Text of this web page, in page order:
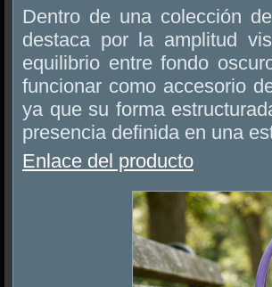
Dentro de una colección de
destaca por la amplitud
equilibrio entre fondo
funcionar como accesorio
ya que su forma
presencia definida en una
Enlace del producto